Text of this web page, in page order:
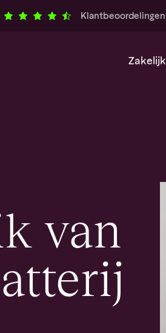
Klantbeoordelingen
Zakelijk
van